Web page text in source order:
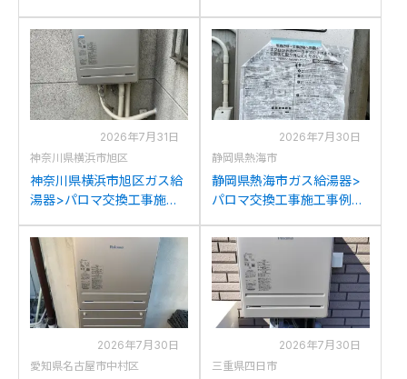
V2001SAWからパロマFH-
2023SAW-1への交換
からパロマFH-2023SAW-1
への交換
2026年7月31日
神奈川県横浜市旭区
神奈川県横浜市旭区ガス給
湯器>パロマ交換工事施工
2428SAWXからパロマFH-
2023SAW-1への交換
2026年7月30日
静岡県熱海市
静岡県熱海市ガス給湯器>
パロマ交換工事施工事例：
パロマFH-2023SAW-1への
交換
2026年7月30日
愛知県名古屋市中村区
2026年7月30日
三重県四日市